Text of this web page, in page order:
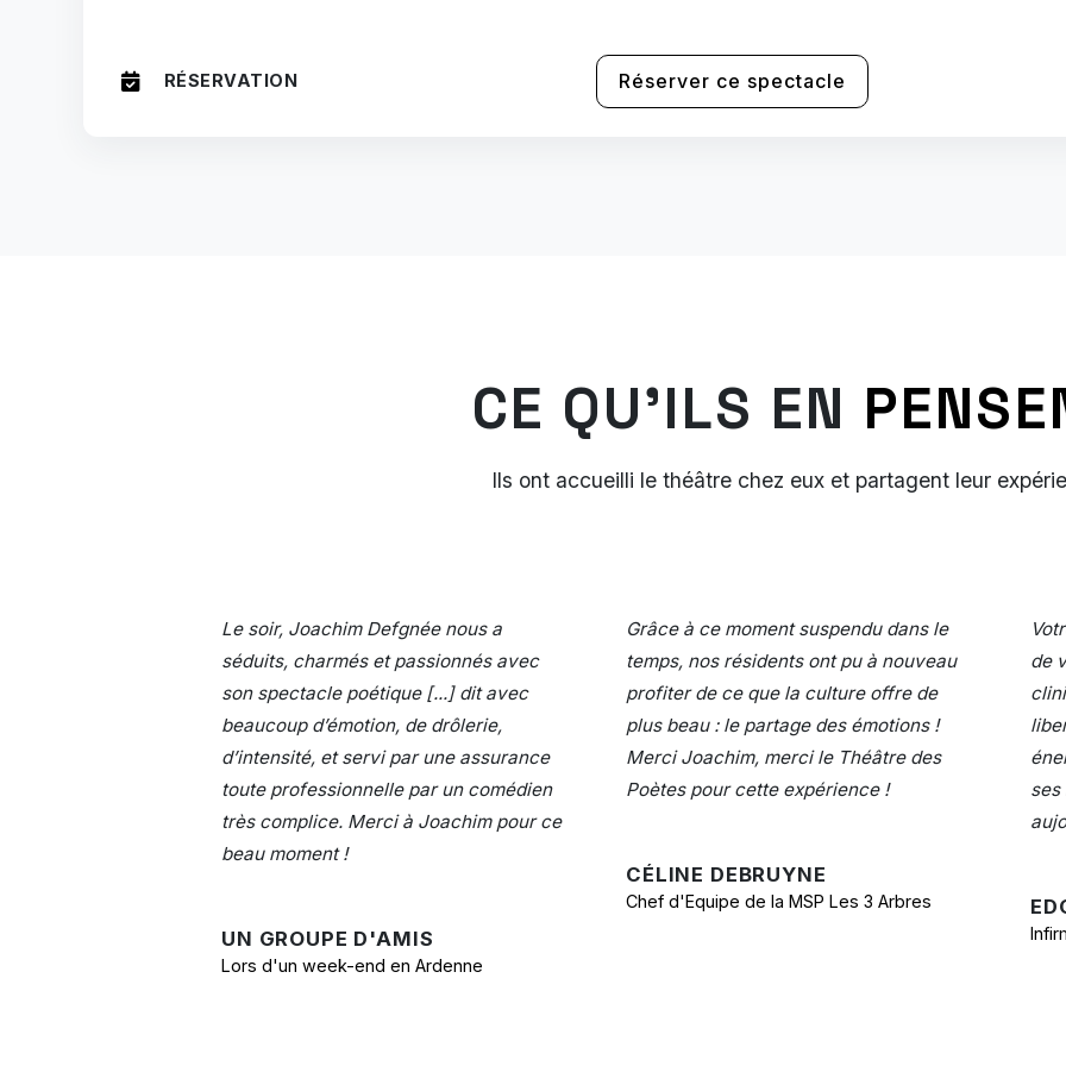
RÉSERVATION Réserver ce spectacle
CE QU'ILS EN
Ils ont accueilli le théâtre chez eux et partagent leur
Le soir, Joachim Defgnée nous a
séduits, charmés et passionnés avec
son spectacle poétique [...] dit avec
beaucoup d’émotion, de drôlerie,
d’intensité, et servi par une assurance
toute professionnelle par un comédien
très complice. Merci à Joachim pour ce
beau moment !
UN GROUPE D'AMIS
Lors d'un week-end en Ardenne
Grâce à ce moment suspendu dans le
temps, nos résidents ont pu à nouveau
profiter de ce que la culture offre de
plus beau : le partage des émotions !
Merci Joachim, merci le Théâtre des
Poètes pour cette expérience !
CÉLINE DEBRUYNE
Chef d'Equipe de la MSP Les 3 Arbres
de